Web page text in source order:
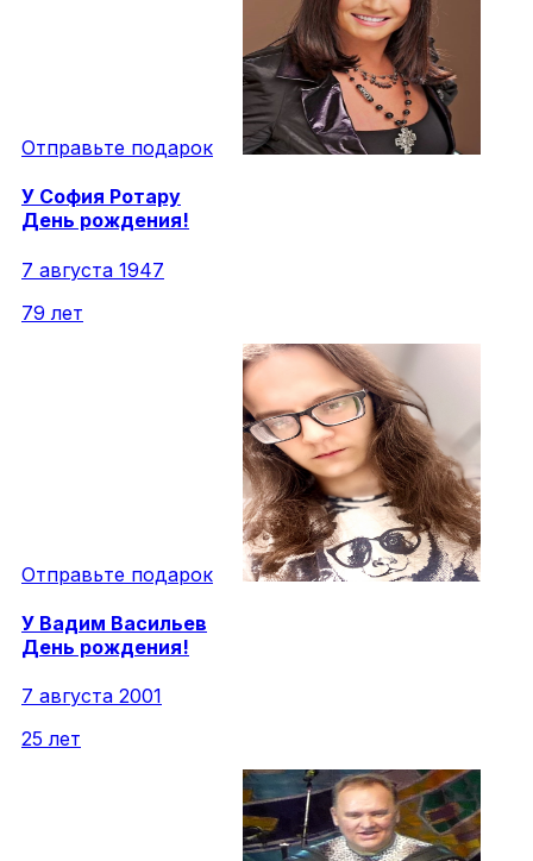
Отправьте подарок
У София Ротару
День рождения!
7 августа 1947
79 лет
Отправьте подарок
У Вадим Васильев
День рождения!
7 августа 2001
25 лет